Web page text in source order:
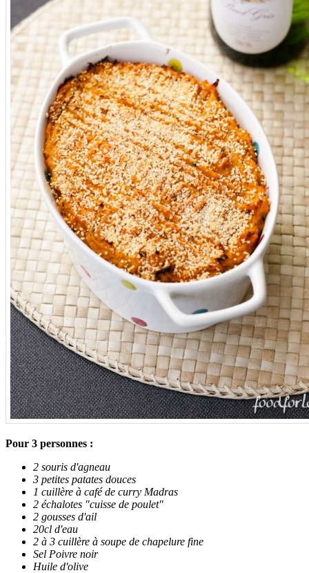
Pour 3 personnes :
2 souris d'agneau
3 petites patates douces
1 cuillère à café de curry Madras
2 échalotes "cuisse de poulet"
2 gousses d'ail
20cl d'eau
2 à 3 cuillère à soupe de chapelure fine
Sel Poivre noir
Huile d'olive